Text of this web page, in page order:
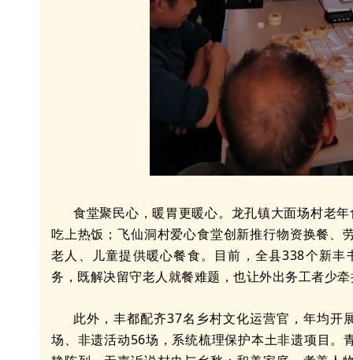
食堂聚民心，暖胃更暖心。龙孔镇大面场村老
吃上热饭；飞仙洞村爱心食堂创新推行物资换餐、
老人、儿童提供暖心餐食。目前，全县338个新
务，既解决留守老人就餐难题，也让外出务工者少
此外，丰都配齐37名乡村文化运营官，年均
场、非遗活动56场，系统梳理保护本土非遗项目。